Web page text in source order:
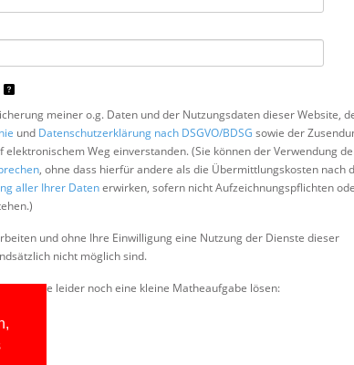
meiner o.g. Daten und der Nutzungsdaten dieser Website,
und Datenschutzerklärung nach DSGVO/BDSG sowie der
Weg einverstanden. (Sie können der Verwendung
, ohne dass hierfür andere als die Übermittlungskosten nach
aller Ihrer Datenerwirken, sofern nicht Aufzeichnungspflichten
und ohne Ihre Einwilligung eine Nutzung der Dienste dieser
nicht möglich sind.
Sie leider noch eine kleine Matheaufgabe lösen: